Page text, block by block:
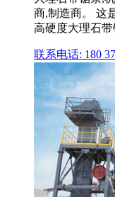
商,制造商。 这
高硬度大理石带
联系电话: 180